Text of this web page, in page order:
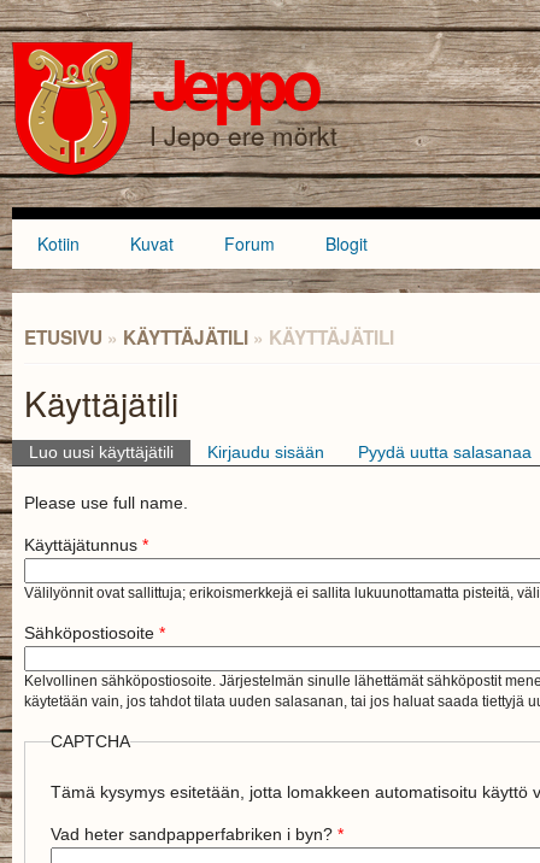
Hyppää
pääsisältöön
Skip to
navigation
Jeppo
I Jepo ere mörkt
HAKULOMAKE
Päävalikko
Kotiin Kuvat Forum Blogit
ETUSIVU » KÄYTTÄJÄTILI » KÄYTTÄJÄTILI
Käyttäjätili
Ensisijaiset välilehdet
Luo uusi käyttäjätili (aktiivinen välilehti)
Kirjaudu sisään Pyydä uutta salasanaa
Please use full name.
Käyttäjätunnus *
Välilyönnit ovat sallittuja; erikoismerkkejä ei sallita lukuunottamatta pisteitä,
Sähköpostiosoite *
Kelvollinen sähköpostiosoite. Järjestelmän sinulle lähettämät sähköpostit
käytetään vain, jos tahdot tilata uuden salasanan, tai jos haluat saada tiettyjä
CAPTCHA
Tämä kysymys esitetään, jotta lomakkeen automatisoitu käyttö
Vad heter sandpapperfabriken i byn? *